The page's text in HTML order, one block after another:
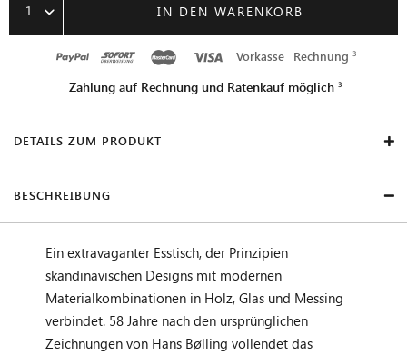
1 IN DEN WARENKORB
Vorkasse Rechnung
Zahlung auf Rechnung und Ratenkauf möglich
DETAILS ZUM PRODUKT
BESCHREIBUNG
Ein extravaganter Esstisch, der Prinzipien
skandinavischen Designs mit modernen
Materialkombinationen in Holz, Glas und Messing
verbindet. 58 Jahre nach den ursprünglichen
Zeichnungen von Hans Bølling vollendet das